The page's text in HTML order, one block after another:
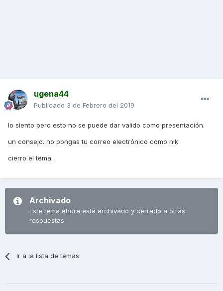
ugena44
Publicado 3 de Febrero del 2019
lo siento pero esto no se puede dar valido como presentación.
un consejo. no pongas tu correo electrónico como nik.
cierro el tema.
Archivado
Este tema ahora está archivado y cerrado a otras
respuestas.
Ir a la lista de temas